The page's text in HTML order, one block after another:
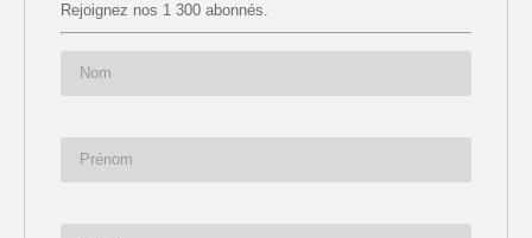
Rejoignez nos 1 300 abonnés.